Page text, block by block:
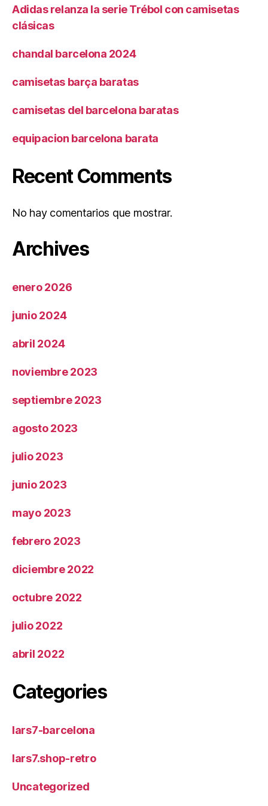
Adidas relanza la serie Trébol con camisetas
clásicas
chandal barcelona 2024
camisetas barça baratas
camisetas del barcelona baratas
equipacion barcelona barata
Recent Comments
No hay comentarios que mostrar.
Archives
enero 2026
junio 2024
abril 2024
noviembre 2023
septiembre 2023
agosto 2023
julio 2023
junio 2023
mayo 2023
febrero 2023
diciembre 2022
octubre 2022
julio 2022
abril 2022
Categories
lars7-barcelona
lars7.shop-retro
Uncategorized